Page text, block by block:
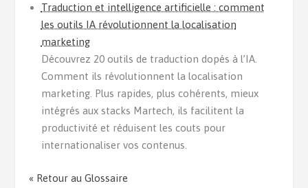
Traduction et intelligence artificielle : comment
les outils IA révolutionnent la localisation
marketing
Découvrez 20 outils de traduction dopés à l’IA.
Comment ils révolutionnent la localisation
marketing. Plus rapides, plus cohérents, mieux
intégrés aux stacks Martech, ils facilitent la
productivité et réduisent les couts pour
internationaliser vos contenus.
« Retour au Glossaire